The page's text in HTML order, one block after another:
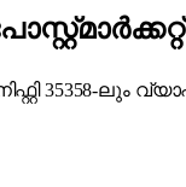
35358-ലും